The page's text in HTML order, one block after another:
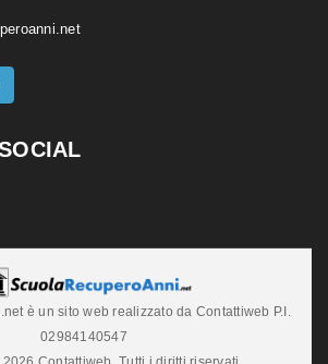
è un sito web realizzato da Contattiweb P.I.
02984140547